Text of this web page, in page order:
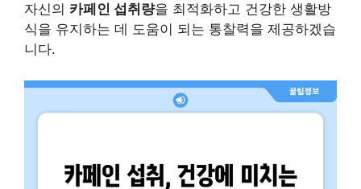
자신의 카페인 섭취량을 최적화하고 건강한 생활방
식을 유지하는 데 도움이 되는 통찰력을 제공하겠습
니다.